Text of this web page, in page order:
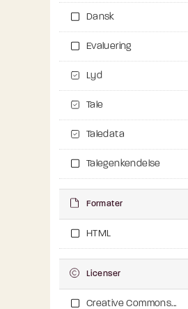
Dansk
Evaluering
Lyd
Tale
Taledata
Talegenkendelse
Formater
HTML
Licenser
Creative Commons...